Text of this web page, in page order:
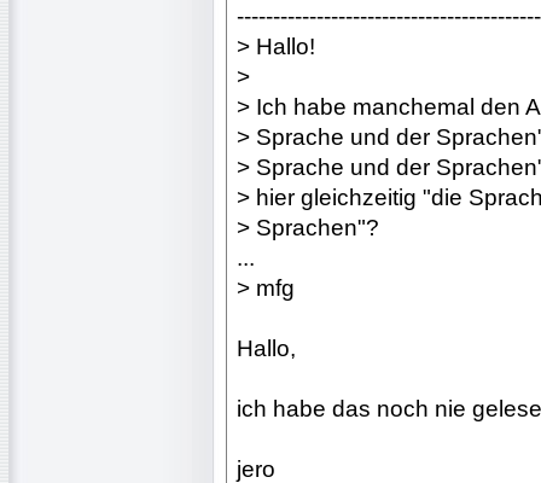
> Hallo!
>
> Ich habe manchemal den
> Sprache und der
> Sprache und der
> hier gleichzeitig "die
> Sprachen"?
...
> mfg
Hallo,
ich habe das noch nie
jero